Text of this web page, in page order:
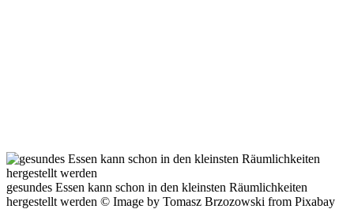
gesundes Essen kann schon in den kleinsten Räumlichkeiten
hergestellt werden © Image by Tomasz Brzozowski from Pixabay